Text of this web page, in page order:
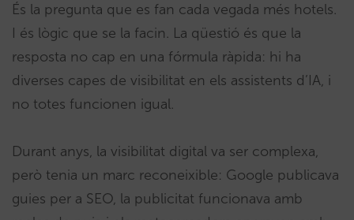
És la pregunta que es fan cada vegada més hotels.
I és lògic que se la facin. La qüestió és que la
resposta no cap en una fórmula ràpida: hi ha
diverses capes de visibilitat en els assistents d’IA, i
no totes funcionen igual.
Durant anys, la visibilitat digital va ser complexa,
però tenia un marc reconeixible: Google publicava
guies per a SEO, la publicitat funcionava amb